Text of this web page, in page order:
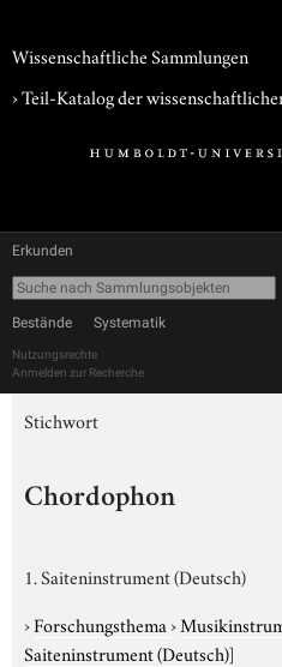
Wissenschaftliche Sammlungen
› Teil-Katalog der
Erkunden
Bestände Systematik
Nutzungsrechte
Anmelden zur Recherche
Stichwort
Chordophon
1. Saiteninstrument (Deutsch)
›Forschungsthema›
Saiteninstrument (Deutsch)]